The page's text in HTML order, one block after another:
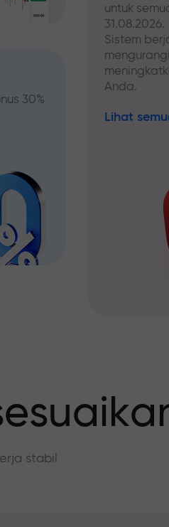
30%
untuk
31.08.2026.
Sistem
Anda.
Lihat
stabil